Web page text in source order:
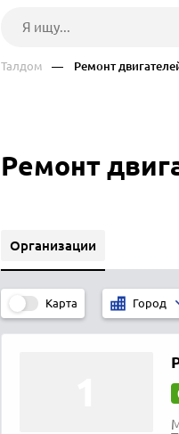
Талдом — Ремонт
Ремонт
Организации
Карта Город